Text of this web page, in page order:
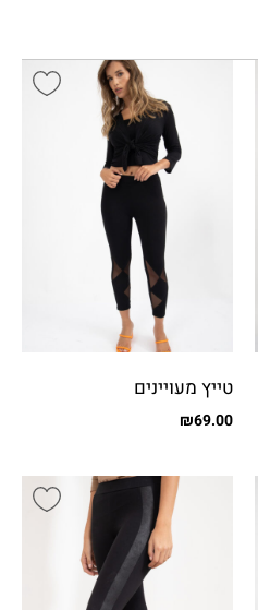
טייץ מעויינים
₪69.00